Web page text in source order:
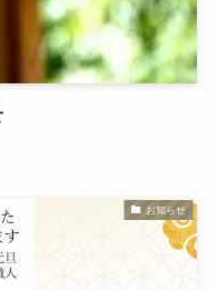
お知らせ